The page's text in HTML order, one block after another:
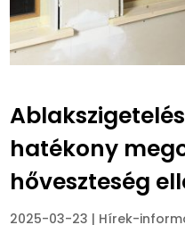
hatékony
hőveszteség
2025-03-23 | Hírek-